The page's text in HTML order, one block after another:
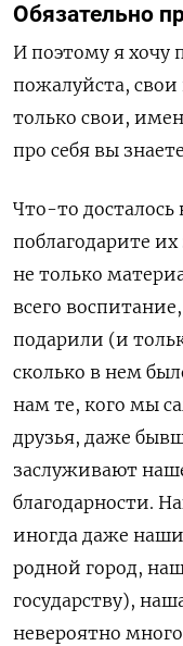
Обязательно
И поэтому я хочу
пожалуйста,
только свои,
про себя вы
Что-то
поблагодарите
не только
всего
подарили (и
сколько в нем
нам те, кого мы
друзья, даже
заслуживают
благодарности.
иногда даже
родной город,
государству),
невероятно